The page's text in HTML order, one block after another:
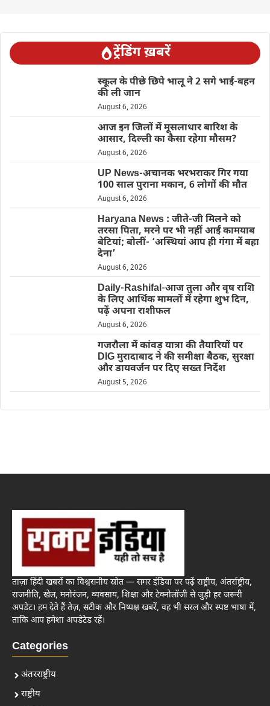
ट्रेंडिंग ख़बरें
स्कूल के पीछे छिपे भालू ने 2 सगे भाई-बहन
की ली जान
August 6, 2026
आज इन जिलों में मूसलाधार बारिश के
आसार, दिल्ली का कैसा रहेगा मौसम?
August 6, 2026
UP News-अचानक भरभराकर गिर गया
100 साल पुराना मकान, 6 लोगों की मौत
August 6, 2026
Haryana News : जीते-जी मिलने को
तरसा पिता, मरने पर भी नहीं आईं कामयाब
बेटियां; बोलीं- ‘अस्थियां आप ही गंगा में बहा
देना’
August 6, 2026
Daily-Rashifal-आज तुला और वृष राशि
के लिए आर्थिक मामलों में रहेगा शुभ दिन,
पढ़ें अपना राशीफल
August 6, 2026
गजरौला में कांवड़ यात्रा की तैयारियों पर
DIG मुरादाबाद ने की समीक्षा बैठक, सुरक्षा
और डायवर्जन पर दिए सख्त निर्देश
August 5, 2026
ताज़ा हिंदी खबरों का विश्वसनीय स्रोत — समर इंडिया पर पढ़ें राष्ट्रीय, अंतर्राष्ट्रीय,
राजनीति, खेल, मनोरंजन, व्यवसाय, शिक्षा और टेक्नोलॉजी से जुड़ी हर जरूरी
अपडेट। हम देते हैं तेज़, सटीक और निष्पक्ष खबरें, वह भी सरल और स्पष्ट भाषा में,
ताकि आप हमेशा अपडेटेड रहें।
Categories
अंतरराष्ट्रीय
राष्ट्रीय